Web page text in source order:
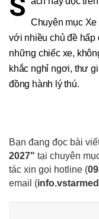
S Chuyên mục
với nhiều chủ đề hấp
những chiếc xe,
khắc nghỉ ngơi, thư
đồng hành lý thú.
Bạn đang đọc bài
2027" tại chuyên
tác xin gọi hotline (
email (